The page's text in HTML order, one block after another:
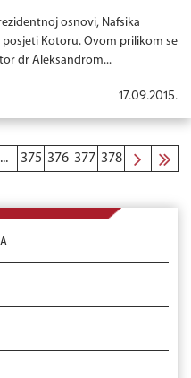
osnovi, Nafsika
posjeti Kotoru. Ovom prilikom se
dr Aleksandrom...
17.09.2015.
... 375 376 377 378